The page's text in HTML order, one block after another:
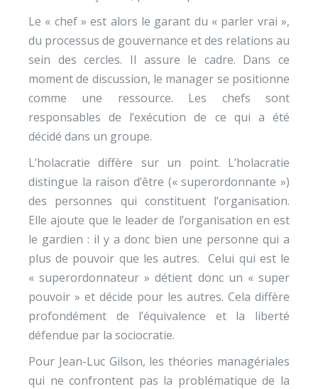
Le « chef » est alors le garant du « parler vrai »,
du processus de gouvernance et des relations au
sein des cercles. Il assure le cadre. Dans ce
moment de discussion, le manager se positionne
comme une ressource. Les chefs sont
responsables de l’exécution de ce qui a été
décidé dans un groupe.
L’holacratie diffère sur un point. L’holacratie
distingue la raison d’être (« superordonnante »)
des personnes qui constituent l’organisation.
Elle ajoute que le leader de l’organisation en est
le gardien : il y a donc bien une personne qui a
plus de pouvoir que les autres. Celui qui est le
« superordonnateur » détient donc un « super
pouvoir » et décide pour les autres. Cela diffère
profondément de l’équivalence et la liberté
défendue par la sociocratie.
Pour Jean-Luc Gilson, les théories managériales
qui ne confrontent pas la problématique de la